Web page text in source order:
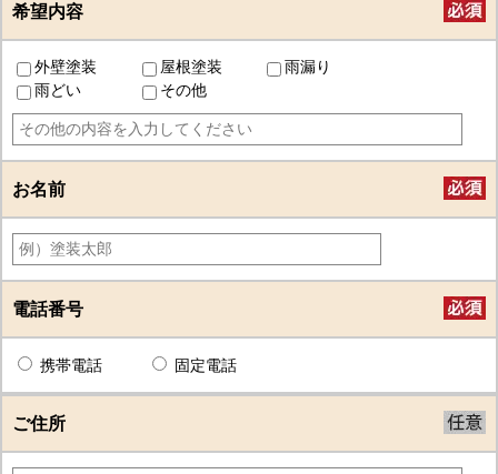
希望内容
外壁塗装 屋根塗装
雨漏り
雨どい
その他
お名前
電話番号
携帯電話 固定電話
ご住所